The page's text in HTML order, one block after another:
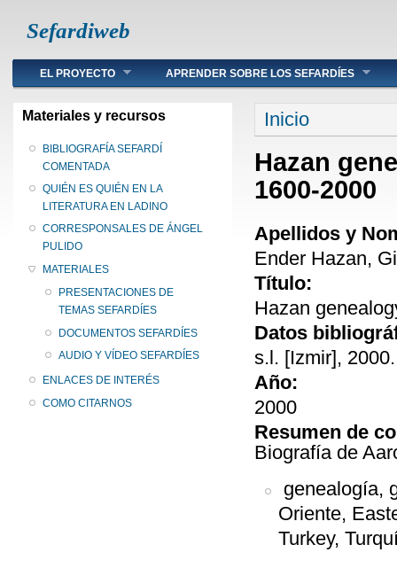
Sefardiweb
Main menu
EL PROYECTO APRENDER SOBRE LOS SEFARDÍES
Materiales y recursos
BIBLIOGRAFÍA SEFARDÍ
COMENTADA
QUIÉN ES QUIÉN EN LA
LITERATURA EN LADINO
CORRESPONSALES DE ÁNGEL
PULIDO
MATERIALES
PRESENTACIONES DE
TEMAS SEFARDÍES
DOCUMENTOS SEFARDÍES
AUDIO Y VÍDEO SEFARDÍES
ENLACES DE INTERÉS
COMO CITARNOS
Se encuentra
Inicio
Hazan
1600-2000
Apellidos y
Ender Hazan,
Título:
Hazan
Datos
s.l. [Izmir], 2000.
Año:
2000
Resumen de
Biografía de
genealogía,
Oriente,
Turkey,